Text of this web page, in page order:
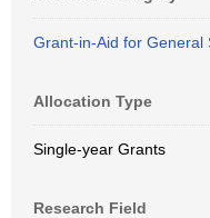
Grant-in-Aid for General
Allocation Type
Single-year Grants
Research Field